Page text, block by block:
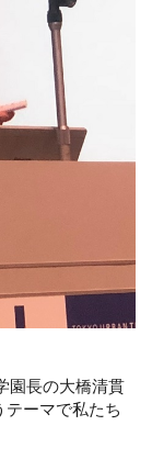
園長の大橋清貫
テーマで私たち